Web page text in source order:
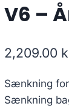
V6 –
2,209.00
Sænkning
Sænkning